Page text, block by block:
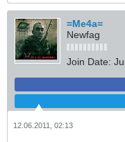
=Me4a=
Newfag
Join Date:
12.06.2011, 02:13